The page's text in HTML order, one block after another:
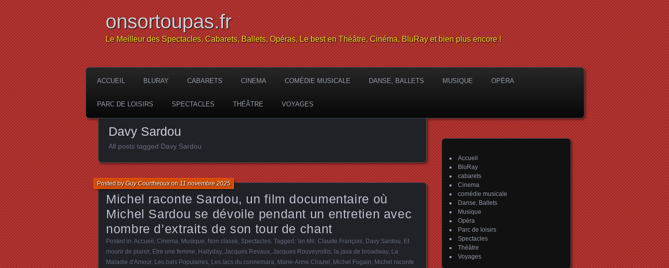
onsortoupas.fr
Le Meilleur des Spectacles, Cabarets, Ballets, Opéras, Le best en Théâtre, Cinéma, BluRay et bien plus encore !
ACCUEIL BLURAY CABARETS CINEMA COMÉDIE MUSICALE DANSE, BALLETS MUSIQUE OPÉRA
PARC DE LOISIRS SPECTACLES THÉÂTRE VOYAGES
Davy Sardou
All posts tagged Davy Sardou
Michel raconte Sardou, un film documentaire où
Michel Sardou se dévoile pendant un entretien avec
nombre d’extraits de son tour de chant
Posted byGuy Courtheouxon 11 novembre 2025
Posted in: Accueil Cinema Musique Non classé Spectacles . Tagged: 'an Mil Claude François Davy Sardou Et
mourir de plaisir, Etre une femme Hallyday, Jacques Revaux Jacques Rouveyrollis la java de broadway, La
Maladie d'Amour, Les bals Populaires Les lacs du connemara Marie-Anne Chazel Michel Fugain Michel raconte
Accueil
BluRay
cabarets
Cinema
comédie musicale
Danse, Ballets
Musique
Opéra
Parc de loisirs
Spectacles
Théâtre
Voyages